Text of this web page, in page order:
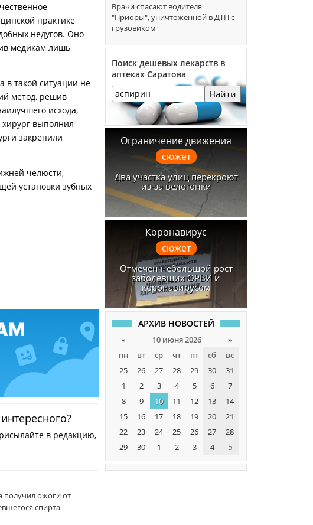
практике
недугов. Оно
медикам лишь
такой ситуации не
метод, решив
исхода,
выполнил
закрепили
челюсти,
установки зубных
в редакцию,
ожоги от
спирта
Врачи спасают водителя
"Приоры", уничтоженной в ДТП с
грузовиком
Поиск дешевых лекарств в
аптеках Саратова
Найти
Ограничение движения
сюжет
Два участка улиц перекроют
из-за велогонки
Коронавирус
сюжет
Отмечен небольшой рост
заболевших ОРВИ и
коронавирусом
АРХИВ НОВОСТЕЙ
« 10 июня 2026
»
пн
вт ср чт пт сб
вс
25
26 27 28 29 30
31
1
2 3 4 5 6
7
8
9 10 11 12 13
14
15
16 17 18 19 20
21
22
23 24 25 26 27
28
29
30 1 2 3 4 5